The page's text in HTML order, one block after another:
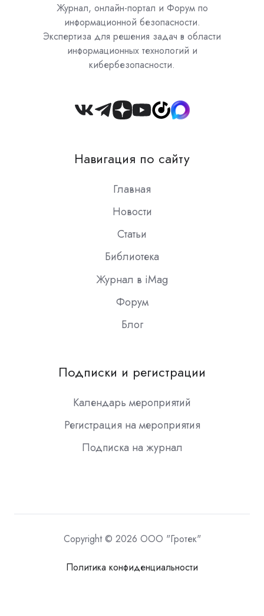
Журнал, онлайн-портал и Форум по
информационной безопасности.
Экспертиза для решения задач в области
информационных технологий и
кибербезопасности.
Join
Slack
Навигация по сайту
Главная
Новости
Статьи
Библиотека
Журнал в iMag
Форум
Блог
Подписки и регистрации
Календарь мероприятий
Регистрация на мероприятия
Подписка на журнал
Copyright © 2026 ООО "Гротек"
Политика конфиденциальности